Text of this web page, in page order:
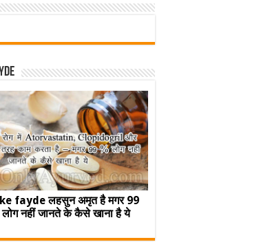
fayde लहसुन अमृत है मगर 99
लोग नहीं जानते के कैसे खाना है ये